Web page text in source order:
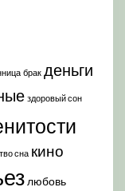
брак деньги
здоровый сон
сна кино
любовь